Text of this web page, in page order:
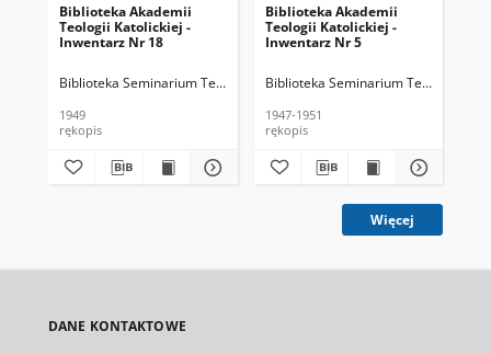
Biblioteka Akademii
Teologii Katolickiej -
Inwentarz Nr 18
Biblioteka Seminarium Teologii Dogmatycznej Uniwersytetu
1949
rękopis
Biblioteka Akademii
Teologii Katolickiej -
Inwentarz Nr 5
Biblioteka Seminarium Teologii
1947-1951
rękopis
Więcej
DANE KONTAKTOWE